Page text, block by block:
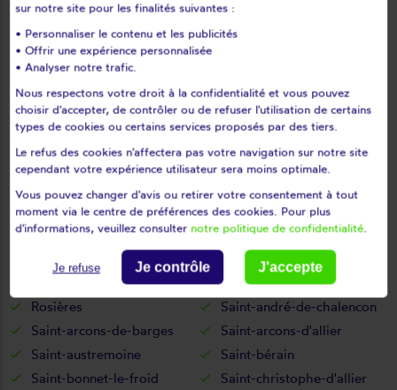
Mazeyrat-d'allier
Mézères
Monistrol-d'allier
Monistrol-sur-loire
Montclard
Montfaucon-en-velay
Montregard
Montusclat
Pébrac
Pinols
Pont-salomon
Prades
Présailles
Queyrières
Raucoules
Rauret
Retournac
Roche-en-régnier
Rosières
Saint-andré-de-chalencon
Saint-arcons-de-barges
Saint-arcons-d'allier
Saint-austremoine
Saint-bérain
Saint-bonnet-le-froid
Saint-christophe-d'allier
sur notre site pour les finalités suivantes :
• Personnaliser le contenu et les publicités
• Offrir une expérience personnalisée
• Analyser notre trafic.
Nous respectons votre droit à la confidentialité et vous pouvez
choisir d'accepter, de contrôler ou de refuser l'utilisation de certains
types de cookies ou certains services proposés par des tiers.
Le refus des cookies n'affectera pas votre navigation sur notre site
cependant votre expérience utilisateur sera moins optimale.
Vous pouvez changer d'avis ou retirer votre consentement à tout
moment via le centre de préférences des cookies. Pour plus
d'informations, veuillez consulter notre politique de confidentialité.
Je refuse Je contrôle J'accepte